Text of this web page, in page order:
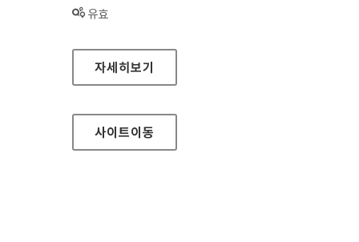
상태 :
유효
수원문화재단 대표
자세히보기
사이트이동